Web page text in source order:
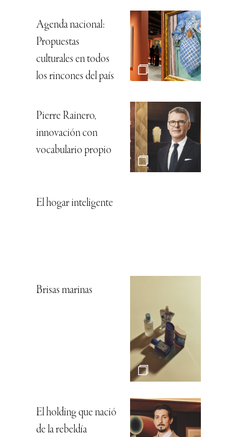
Agenda nacional:
Propuestas
culturales en todos
los rincones del país
Pierre Rainero,
innovación con
vocabulario propio
El hogar inteligente
Brisas marinas
El holding que nació
de la rebeldía